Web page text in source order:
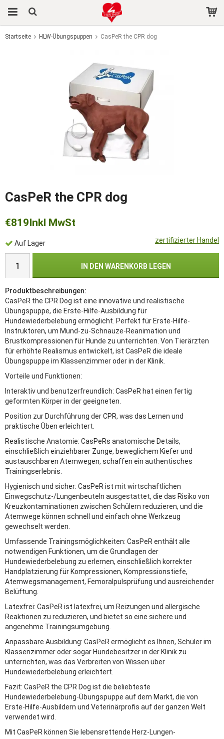
Startseite HLW-Übungspuppen CasPeR the CPR dog
CasPeR the CPR dog
zertifizierter Handel
€819Inkl MwSt
Auf Lager
IN DEN WARENKORB LEGEN
Produktbeschreibungen:
CasPeR the CPR Dog ist eine innovative und realistische
Übungspuppe, die Erste-Hilfe-Ausbildung für
Hundewiederbelebung ermöglicht. Perfekt für Erste-Hilfe-
Instruktoren, um Mund-zu-Schnauze-Reanimation und
Brustkompressionen für Hunde zu unterrichten. Von Tierärzten
für erhöhte Realismus entwickelt, ist CasPeR die ideale
Übungspuppe im Klassenzimmer oder in der Klinik.
Vorteile und Funktionen:
Interaktiv und benutzerfreundlich: CasPeR hat einen fertig
geformten Körper in der geeigneten.
Position zur Durchführung der CPR, was das Lernen und
praktische Üben erleichtert.
Realistische Anatomie: CasPeRs anatomische Details,
einschließlich einziehbarer Zunge, beweglichem Kiefer und
austauschbaren Atemwegen, schaffen ein authentisches
Trainingserlebnis.
Hygienisch und sicher: CasPeR ist mit wirtschaftlichen
Einwegschutz-/Lungenbeuteln ausgestattet, die das Risiko von
Kreuzkontaminationen zwischen Schülern reduzieren, und die
Atemwege können schnell und einfach ohne Werkzeug
gewechselt werden.
Umfassende Trainingsmöglichkeiten: CasPeR enthält alle
notwendigen Funktionen, um die Grundlagen der
Hundewiederbelebung zu erlernen, einschließlich korrekter
Handplatzierung für Kompressionen, Kompressionstiefe,
Atemwegsmanagement, Femoralpulsprüfung und ausreichender
Belüftung.
Latexfrei: CasPeR ist latexfrei, um Reizungen und allergische
Reaktionen zu reduzieren, und bietet so eine sichere und
angenehme Trainingsumgebung.
Anpassbare Ausbildung: CasPeR ermöglicht es Ihnen, Schüler im
Klassenzimmer oder sogar Hundebesitzer in der Klinik zu
unterrichten, was das Verbreiten von Wissen über
Hundewiederbelebung erleichtert.
Fazit: CasPeR the CPR Dog ist die beliebteste
Hundewiederbelebung-Übungspuppe auf dem Markt, die von
Erste-Hilfe-Ausbildern und Veterinärprofis auf der ganzen Welt
verwendet wird.
Mit CasPeR können Sie lebensrettende Herz-Lungen-